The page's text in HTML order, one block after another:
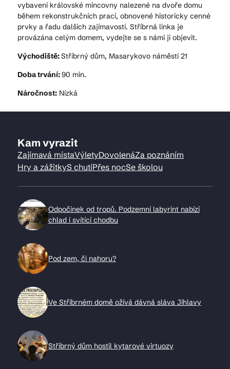
vybavení královské mincovny nalezené na dvoře domu
během rekonstrukčních prací, obnovené historicky cenné
prvky a řadu dalších zajímavostí. Stříbrná linka je
provázána celým domem, vydejte se s námi ji objevit.
Východiště:Stříbrný dům, Masarykovo náměstí 21
Doba trvání:90 min.
Náročnost: Nízká
Kam vyrazit
Zajímavá místaVýletyDovolenáZa poznáním
Hry a zážitkyS chutíPřes nocSe školou
Odpočinek od tropů. Podzemní labyrint nabízí
chlad i svítící chodbu
Pod zem, či nahoru?
Ve Stříbrném domě ožívá dávná sláva Jihlavy
Stříbrný dům hostil kytarové virtuozy